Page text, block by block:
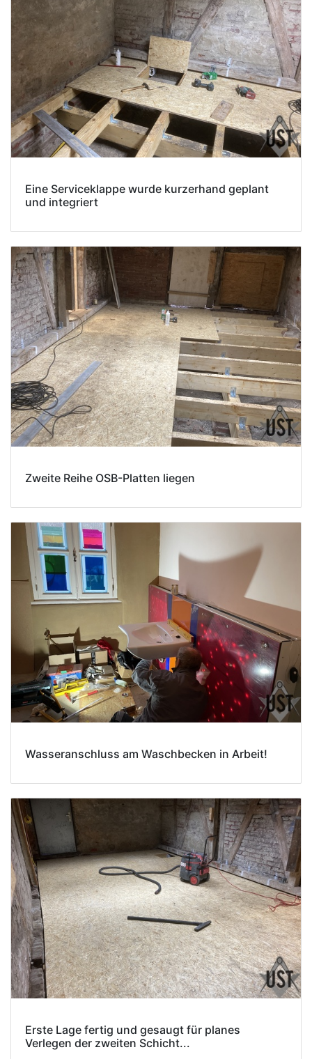
Eine Serviceklappe wurde kurzerhand geplant
und integriert
Zweite Reihe OSB-Platten liegen
Wasseranschluss am Waschbecken in Arbeit!
Erste Lage fertig und gesaugt für planes
Verlegen der zweiten Schicht...